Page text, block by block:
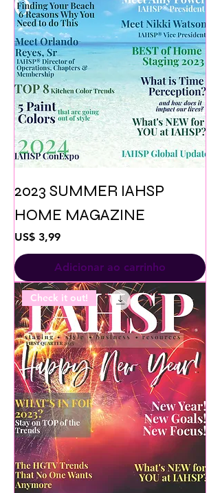
2023 SUMMER IAHSP
HOME MAGAZINE
Preço
US$ 3,99
Adicionar ao carrinho
Check it out!